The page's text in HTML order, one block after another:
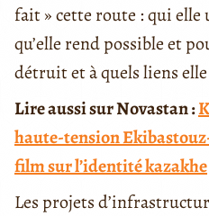
fait » cette route : qui
qu’elle rend possible et
détruit et à quels liens
Lire aussi sur Novastan :
haute-tension
film sur l’identité kazakhe
Les projets